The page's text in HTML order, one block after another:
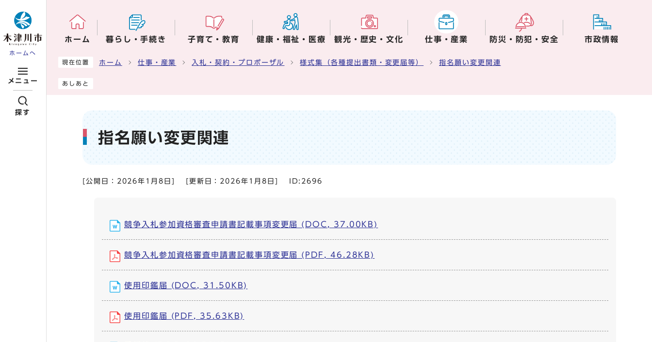
ホームへ
メニュー
探す
ホーム 暮らし・手続き 子育て・教育 健康・福祉・医療 観光・歴史・文化 仕事・産業 防災・防犯・安全 市政情報
ここから本文です
現在位置 ホーム 仕事・産業 入札・契約・プロポーザル 様式集（各種提出書類・変更届等） 指名願い変更関連
あしあと
指名願い変更関連
[公開日： 2026年1月8日 [更新日： 2026年1月8日 ID:2696
競争入札参加資格審査申請書記載事項変更届 (DOC, 37.00KB)
競争入札参加資格審査申請書記載事項変更届 (PDF, 46.28KB)
使用印鑑届 (DOC, 31.50KB)
使用印鑑届 (PDF, 35.63KB)